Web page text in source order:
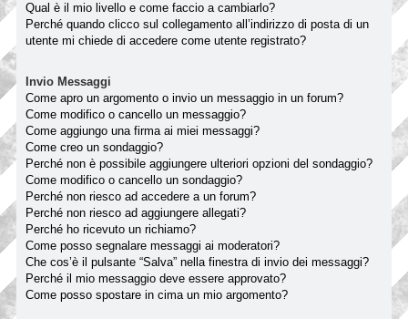
Qual è il mio livello e come faccio a cambiarlo?
Perché quando clicco sul collegamento all’indirizzo di posta di un
utente mi chiede di accedere come utente registrato?
Invio Messaggi
Come apro un argomento o invio un messaggio in un forum?
Come modifico o cancello un messaggio?
Come aggiungo una firma ai miei messaggi?
Come creo un sondaggio?
Perché non è possibile aggiungere ulteriori opzioni del sondaggio?
Come modifico o cancello un sondaggio?
Perché non riesco ad accedere a un forum?
Perché non riesco ad aggiungere allegati?
Perché ho ricevuto un richiamo?
Come posso segnalare messaggi ai moderatori?
Che cos’è il pulsante “Salva” nella finestra di invio dei messaggi?
Perché il mio messaggio deve essere approvato?
Come posso spostare in cima un mio argomento?